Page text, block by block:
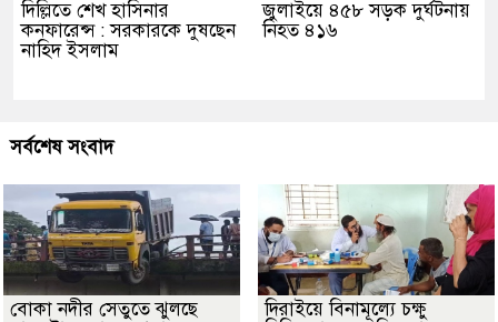
দিল্লিতে শেখ হাসিনার
কনফারেন্স : সরকারকে দুষছেন
নাহিদ ইসলাম
জুলাইয়ে ৪৫৮ সড়ক দুর্ঘটনায়
নিহত ৪১৬
সর্বশেষ সংবাদ
বোকা নদীর সেতুতে ঝুলছে
দিরাইয়ে বিনামূল্যে চক্ষু